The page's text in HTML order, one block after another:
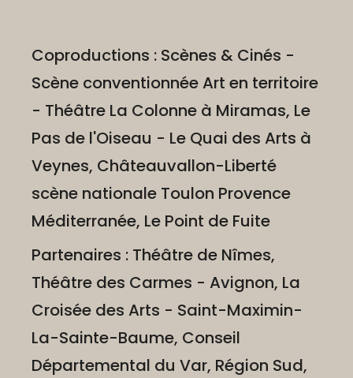
Coproductions : Scènes & Cinés -
Scène conventionnée Art en territoire
- Théâtre La Colonne à Miramas, Le
Pas de l'Oiseau - Le Quai des Arts à
Veynes, Châteauvallon-Liberté
scène nationale Toulon Provence
Méditerranée, Le Point de Fuite
Partenaires : Théâtre de Nîmes,
Théâtre des Carmes - Avignon, La
Croisée des Arts - Saint-Maximin-
La-Sainte-Baume, Conseil
Départemental du Var, Région Sud,